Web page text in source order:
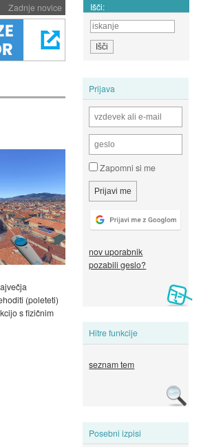
Zadnje novice Išči:
Prijava
Zapomni si me
nov uporabnik
pozabili geslo?
Hitre funkcije
seznam tem
Posebni izpisi
(poleteti)
s fizičnim